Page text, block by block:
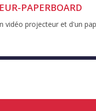
PAPERBOARD
vidéo projecteur et d'un